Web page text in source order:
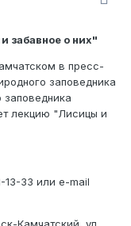
забавное о них"
в пресс-
заповедника
заповедника
лекцию "Лисицы и
13-33 или e-mail